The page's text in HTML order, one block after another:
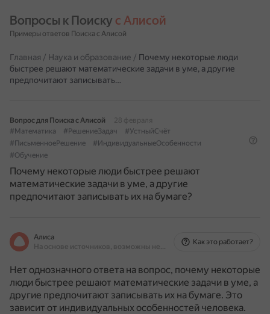
Вопросы к Поиску с Алисой
Примеры ответов Поиска с Алисой
Главная / Наука и образование / Почему некоторые люди
быстрее решают математические задачи в уме, а другие
предпочитают записывать…
Вопрос для Поиска с Алисой
28 февраля
#Математика
#РешениеЗадач
#УстныйСчёт
#ПисьменноеРешение
#ИндивидуальныеОсобенности
#Обучение
Почему некоторые люди быстрее решают
математические задачи в уме, а другие
предпочитают записывать их на бумаге?
Алиса
На основе источников, возможны неточности
Как это работает?
Нет однозначного ответа на вопрос, почему некоторые
люди быстрее решают математические задачи в уме, а
другие предпочитают записывать их на бумаге. Это
зависит от индивидуальных особенностей человека.